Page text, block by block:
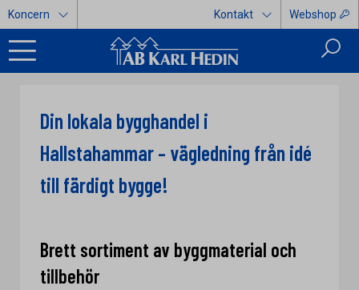
Koncern Kontakt Webshop
Din lokala bygghandel i
Hallstahammar – vägledning från idé
till färdigt bygge!
Brett sortiment av byggmaterial och
tillbehör